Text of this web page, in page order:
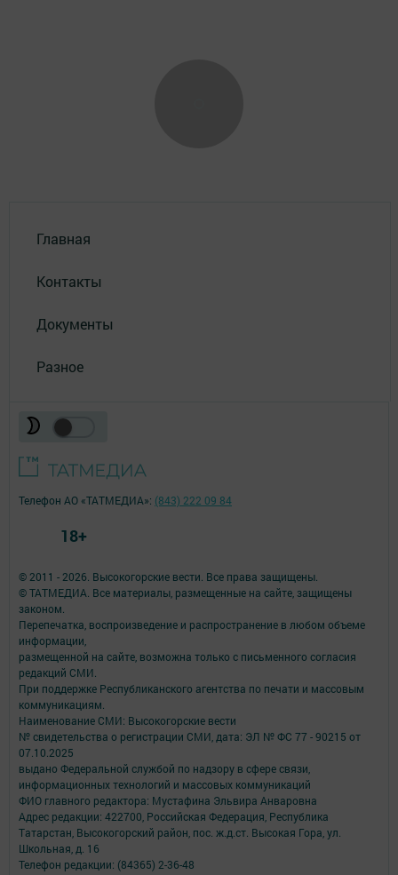
Главная
Контакты
Документы
Разное
© 2011 - 2026. Высокогорские вести. Все права защищены.
© ТАТМЕДИА. Все материалы, размещенные на сайте, защищены
законом.
Перепечатка, воспроизведение и распространение в любом объеме
информации,
размещенной на сайте, возможна только с письменного согласия
редакций СМИ.
При поддержке Республиканского агентства по печати и массовым
коммуникациям.
Наименование СМИ: Высокогорские вести
№ свидетельства о регистрации СМИ, дата: ЭЛ № ФС 77 - 90215 от
07.10.2025
выдано Федеральной службой по надзору в сфере связи,
информационных технологий и массовых коммуникаций
ФИО главного редактора: Мустафина Эльвира Анваровна
Адрес редакции: 422700, Российская Федерация, Республика
Татарстан, Высокогорский район, пос. ж.д.ст. Высокая Гора, ул.
Школьная, д. 16
Телефон редакции: (84365) 2-36-48
Телефон АО «ТАТМЕДИА»: (843) 222 09 84
18+